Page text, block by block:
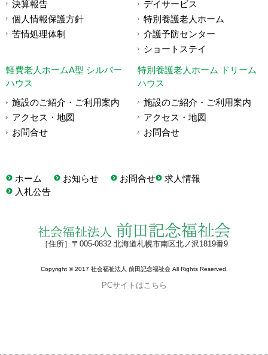
決算報告
個人情報保護方針
苦情処理体制
デイサービス
特別養護老人ホーム
介護予防センター
ショートステイ
軽費老人ホームA型 シルバー
ハウス
施設のご紹介・ご利用案内
アクセス・地図
お問合せ
特別養護老人ホーム ドリーム
ハウス
施設のご紹介・ご利用案内
アクセス・地図
お問合せ
ホーム お知らせ お問合せ
求人情報
入札公告
［住所］〒005-0832 北海道札幌市南区北ノ沢1819番9
Copyright © 2017 社会福祉法人 前田記念福祉会 All Rights Reserved.
PCサイトはこちら